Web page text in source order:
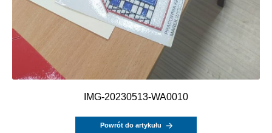
IMG-20230513-WA0010
Powrót do artykułu